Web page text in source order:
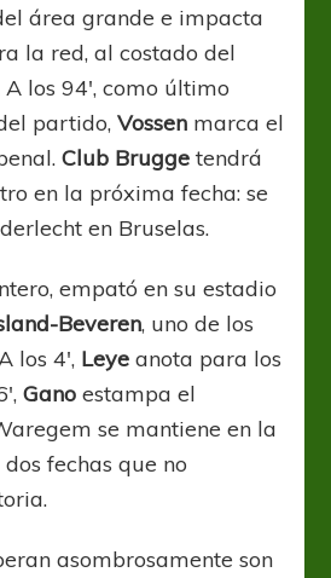
área grande e impacta
la red, al costado del
los 94′, como último
partido,Vossen marca el
Club Brugge tendrá
en la próxima fecha: se
en Bruselas.
empató en su estadio
Beveren, uno de los
los 4′, Leye anota para los
Gano estampa el
se mantiene en la
fechas que no
asombrosamente son